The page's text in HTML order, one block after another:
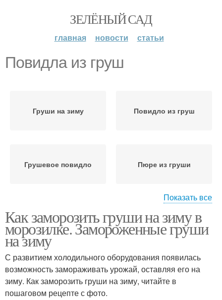
ЗЕЛЁНЫЙ САД
главная новости статьи
Повидла из груш
Груши на зиму Повидло из груш
Грушевое повидло Пюре из груши
Варение из груш
Показать все
Как заморозить груши на зиму в
морозилке. Замороженные груши
на зиму
С развитием холодильного оборудования появилась
возможность замораживать урожай, оставляя его на
зиму. Как заморозить груши на зиму, читайте в
пошаговом рецепте с фото.